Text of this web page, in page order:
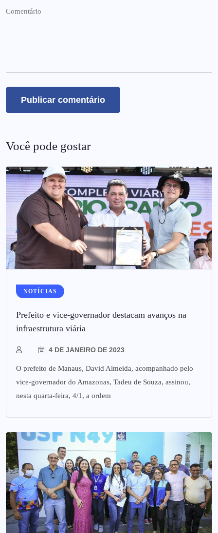
Você pode gostar
NOTÍCIAS
Prefeito e vice-governador destacam avanços na
infraestrutura viária
4 DE JANEIRO DE 2023
O prefeito de Manaus, David Almeida, acompanhado pelo
vice-governador do Amazonas, Tadeu de Souza, assinou,
nesta quarta-feira, 4/1, a ordem